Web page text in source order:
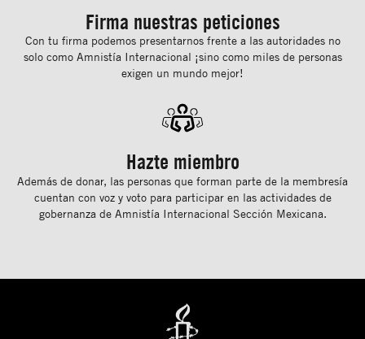
Firma nuestras peticiones
Con tu ﬁrma podemos presentarnos frente a las autoridades no
solo como Amnistía Internacional ¡sino como miles de personas
exigen un mundo mejor!
Hazte miembro
Además de donar, las personas que forman parte de la membresía
cuentan con voz y voto para participar en las actividades de
gobernanza de Amnistía Internacional Sección Mexicana.